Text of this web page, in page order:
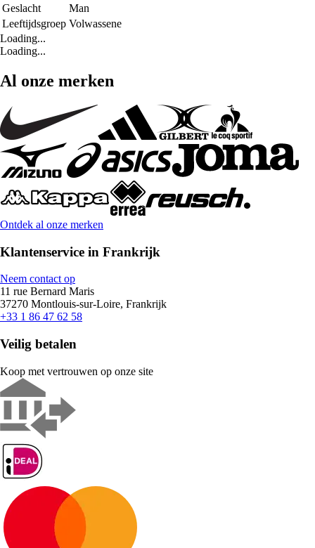
Geslacht
Man
Leeftijdsgroep Volwassene
Loading...
Loading...
Al onze merken
Ontdek al onze merken
Klantenservice in Frankrijk
Neem contact op
11 rue Bernard Maris
37270 Montlouis-sur-Loire, Frankrijk
+33 1 86 47 62 58
Veilig betalen
Koop met vertrouwen op onze site